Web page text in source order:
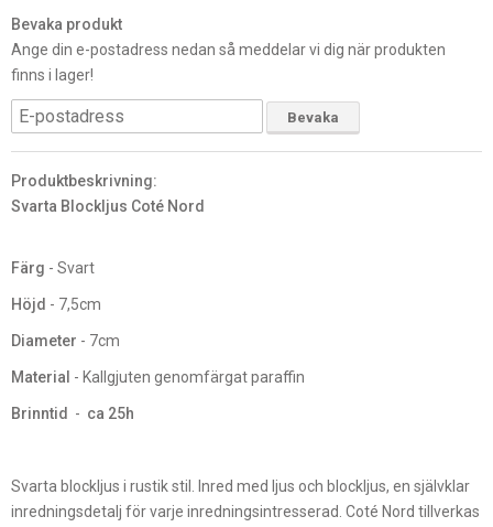
Bevaka produkt
Ange din e-postadress nedan så meddelar vi dig när produkten
finns i lager!
Bevaka
Produktbeskrivning:
Svarta Blockljus Coté Nord
Färg - Svart
Höjd - 7,5cm
Diameter - 7cm
Material - Kallgjuten genomfärgat paraffin
Brinntid - ca 25h
Svarta blockljus i rustik stil. Inred med ljus och blockljus, en självklar
inredningsdetalj för varje inredningsintresserad. Coté Nord tillverkas